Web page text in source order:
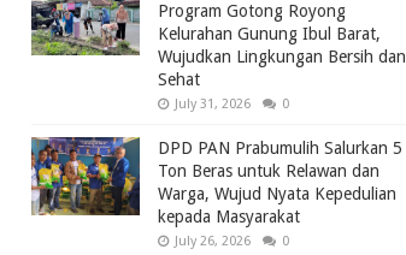
Program Gotong Royong
Kelurahan Gunung Ibul Barat,
Wujudkan Lingkungan Bersih dan
Sehat
July 31, 2026 0
DPD PAN Prabumulih Salurkan 5
Ton Beras untuk Relawan dan
Warga, Wujud Nyata Kepedulian
kepada Masyarakat
July 26, 2026 0